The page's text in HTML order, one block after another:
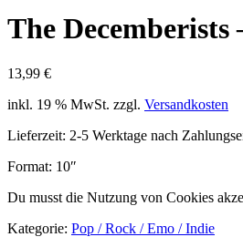
The
13,99 €
inkl. 19 % MwSt. zzgl. Versandkosten
Lieferzeit: 2-5 Werktage nach
Format: 10″
Du musst die Nutzung von Cookies
Kategorie: Pop / Rock / Emo / Indie